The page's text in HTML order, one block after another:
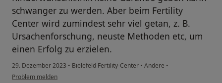
schwanger zu werden. Aber beim Fertility
Center wird zumindest sehr viel getan, z. B.
Ursachenforschung, neuste Methoden etc, um
einen Erfolg zu erzielen.
29. Dezember 2023 • Bielefeld Fertility-Center • Andere •
Problem melden